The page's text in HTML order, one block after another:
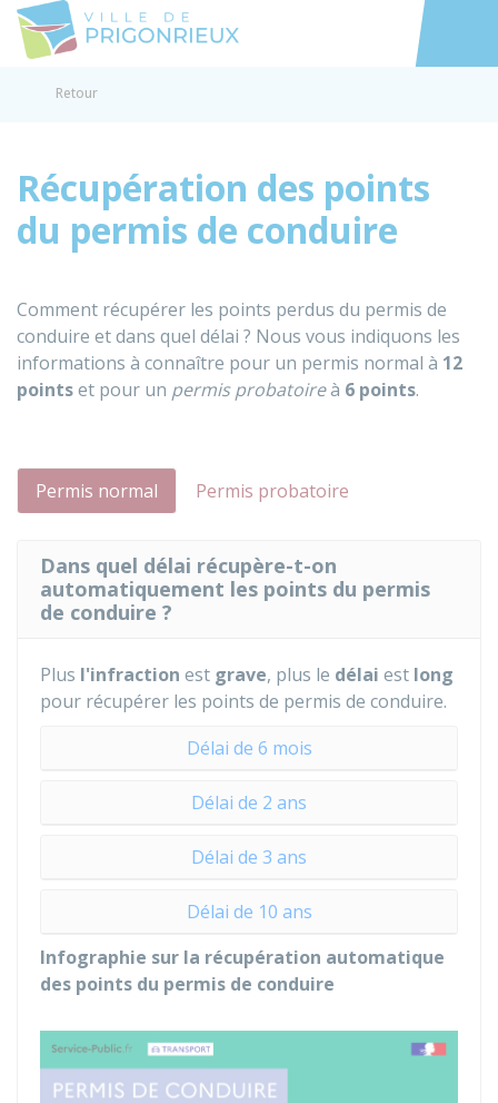
Accéder
Retour
Récupération des points
du permis de conduire
Comment récupérer les points perdus du permis de
conduire et dans quel délai ? Nous vous indiquons les
informations à connaître pour un permis normal à 12
pointset pour un permis probatoireà 6 points.
Permis normal Permis probatoire
Dans quel délai récupère-t-on
automatiquement les points du permis
de conduire ?
Plus l'infraction est grave, plus le délai est long
pour récupérer les points de permis de conduire.
Délai de 6 mois
Délai de 2 ans
Délai de 3 ans
Délai de 10 ans
Infographie sur la récupération automatique
des points du permis de conduire